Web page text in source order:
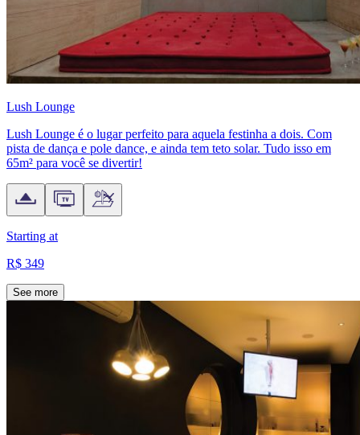
Lush Lounge
Lush Lounge é o lugar perfeito para aquela festinha a dois. Com
pista de dança e pole dance, e ainda tem teto solar. Tudo isso em
65m² para você se divertir!
Starting at
R$ 349
See more